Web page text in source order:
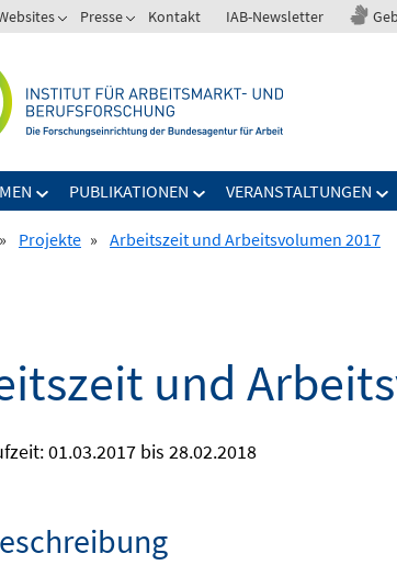
Presse Kontakt IAB-Newsletter
PUBLIKATIONEN VERANSTALTUNGEN
» Projekte » Arbeitszeit und Arbeitsvolumen 2017
und
01.03.2017 bis 28.02.2018